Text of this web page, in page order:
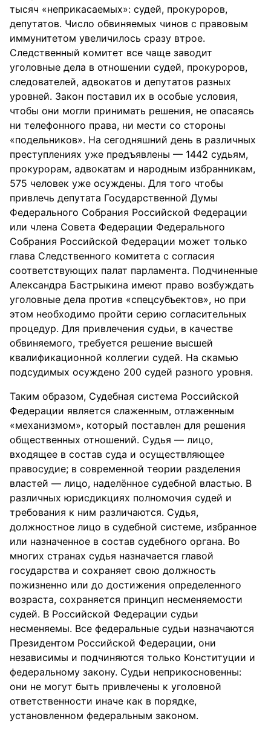
тысяч «неприкасаемых»: судей, прокуроров,
депутатов. Число обвиняемых чинов с правовым
иммунитетом увеличилось сразу втрое.
Следственный комитет все чаще заводит
уголовные дела в отношении судей, прокуроров,
следователей, адвокатов и депутатов разных
уровней. Закон поставил их в особые условия,
чтобы они могли принимать решения, не опасаясь
ни телефонного права, ни мести со стороны
«подельников». На сегодняшний день в различных
преступлениях уже предъявлены — 1442 судьям,
прокурорам, адвокатам и народным избранникам,
575 человек уже осуждены. Для того чтобы
привлечь депутата Государственной Думы
Федерального Собрания Российской Федерации
или члена Совета Федерации Федерального
Собрания Российской Федерации может только
глава Следственного комитета с согласия
соответствующих палат парламента. Подчиненные
Александра Бастрыкина имеют право возбуждать
уголовные дела против «спецсубъектов», но при
этом необходимо пройти серию согласительных
процедур. Для привлечения судьи, в качестве
обвиняемого, требуется решение высшей
квалификационной коллегии судей. На скамью
подсудимых осуждено 200 судей разного уровня.
Таким образом, Судебная система Российской
Федерации является слаженным, отлаженным
«механизмом», который поставлен для решения
общественных отношений. Судья — лицо,
входящее в состав суда и осуществляющее
правосудие; в современной теории разделения
властей — лицо, наделённое судебной властью. В
различных юрисдикциях полномочия судей и
требования к ним различаются. Судья,
должностное лицо в судебной системе, избранное
или назначенное в состав судебного органа. Во
многих странах судья назначается главой
государства и сохраняет свою должность
пожизненно или до достижения определенного
возраста, сохраняется принцип несменяемости
судей. В Российской Федерации судьи
несменяемы. Все федеральные судьи назначаются
Президентом Российской Федерации, они
независимы и подчиняются только Конституции и
федеральному закону. Судьи неприкосновенны:
они не могут быть привлечены к уголовной
ответственности иначе как в порядке,
установленном федеральным законом.